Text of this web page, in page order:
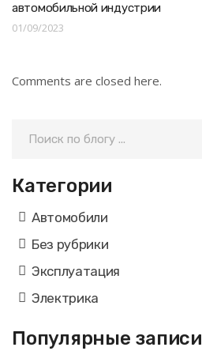
автомобильной индустрии
01/09/2023
Comments are closed here.
Категории
Автомобили
Без рубрики
Эксплуатация
Электрика
Популярные записи